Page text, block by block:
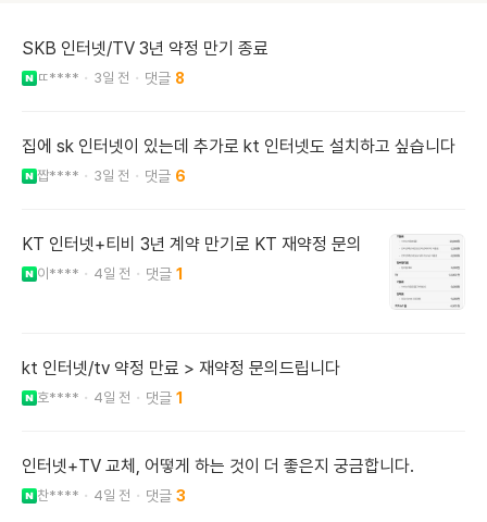
SKB 인터넷/TV 3년 약정 만기 종료
ㄸ**** 3일 전 8
집에 sk 인터넷이 있는데 추가로 kt 인터넷도 설치하고 싶습니다
짭**** 3일 전 6
KT 인터넷+티비 3년 계약 만기로 KT 재약정 문의
이**** 4일 전 1
kt 인터넷/tv 약정 만료 > 재약정 문의드립니다
호**** 4일 전 1
인터넷+TV 교체, 어떻게 하는 것이 더 좋은지 궁금합니다.
찬**** 4일 전 3